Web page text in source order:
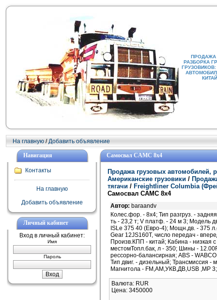
ПРОДАЖА
РАЗБОРКА
На главную /Добавить объявление
Навигация
Контакты
На главную
Добавить объявление
Личный кабинет
Вход в личный кабинет:
Имя
Пароль
Самосвал CAMC 8x4
Продажа грузовых автомобилей,
Американские грузовики /
тягачи / Freightliner Columbia
Самосвал CAMC 8x4
Автор: baraandv
Колес.фор. - 8х4; Тип разгруз. -
ть - 23,2 т; V платф. - 24 м 3; Модель
ISLe 375 40 (Евро-4); Мощн.дв. - 375
Gear 12JS160T, число передач -
Произв.КПП - китай; Кабина - низкая
местомТопл.бак, л - 350; Шины -
рессорно-балансирная; ABS -
Тип двиг. - дизельный; Трансмиссия -
Магнитола - FM,AM,УКВ,ДВ,USB ,MP 3;
Валюта: RUR
Цена: 3450000